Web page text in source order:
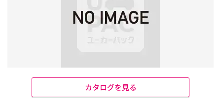
カタログを見る